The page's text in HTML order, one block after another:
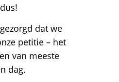
dat we
petitie – het
van meeste
dag.